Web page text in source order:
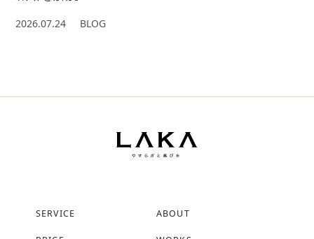
2026.07.24 BLOG
SERVICE ABOUT